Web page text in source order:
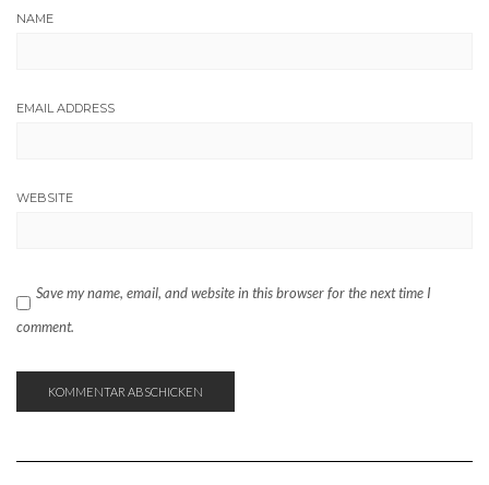
NAME
EMAIL ADDRESS
WEBSITE
Save my name, email, and website in this browser for the next time I
comment.